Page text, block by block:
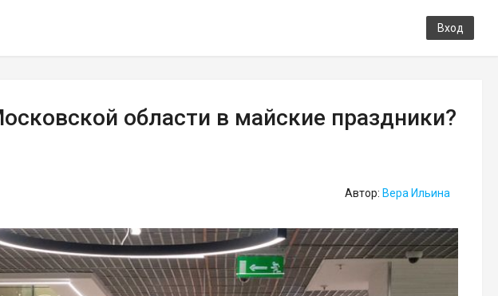
Вход
области в майские праздники?
Автор: Вера Ильина